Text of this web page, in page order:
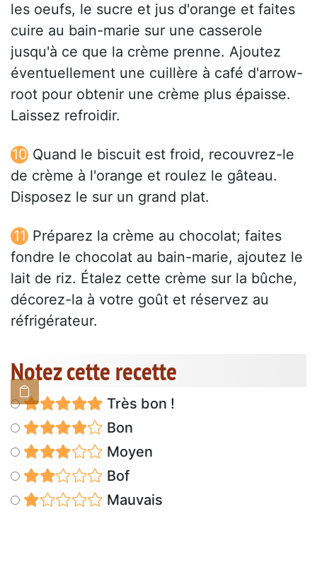
les oeufs, le sucre et jus d'orange et faites
cuire au bain-marie sur une casserole
jusqu'à ce que la crème prenne. Ajoutez
éventuellement une cuillère à café d'arrow-
root pour obtenir une crème plus épaisse.
Laissez refroidir.
Quand le biscuit est froid, recouvrez-le
de crème à l'orange et roulez le gâteau.
Disposez le sur un grand plat.
Préparez la crème au chocolat; faites
fondre le chocolat au bain-marie, ajoutez le
lait de riz. Étalez cette crème sur la bûche,
décorez-la à votre goût et réservez au
réfrigérateur.
Notez cette recette
Très bon !
Bon
Moyen
Bof
Mauvais